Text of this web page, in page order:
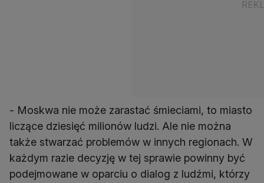
- Moskwa nie może zarastać śmieciami, to miasto
liczące dziesięć milionów ludzi. Ale nie można
także stwarzać problemów w innych regionach. W
każdym razie decyzję w tej sprawie powinny być
podejmowane w oparciu o dialog z ludźmi, którzy